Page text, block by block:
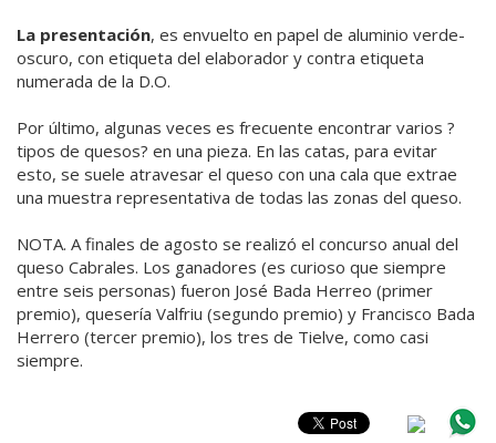
La presentación, es envuelto en papel de aluminio verde-
oscuro, con etiqueta del elaborador y contra etiqueta
numerada de la D.O.
Por último, algunas veces es frecuente encontrar varios ?
tipos de quesos? en una pieza. En las catas, para evitar
esto, se suele atravesar el queso con una cala que extrae
una muestra representativa de todas las zonas del queso.
NOTA. A finales de agosto se realizó el concurso anual del
queso Cabrales. Los ganadores (es curioso que siempre
entre seis personas) fueron José Bada Herreo (primer
premio), quesería Valfriu (segundo premio) y Francisco Bada
Herrero (tercer premio), los tres de Tielve, como casi
siempre.